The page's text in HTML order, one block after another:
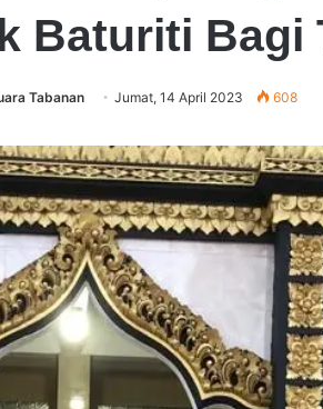
Baturiti Bagi
Tabanan Jumat, 14 April 2023 608